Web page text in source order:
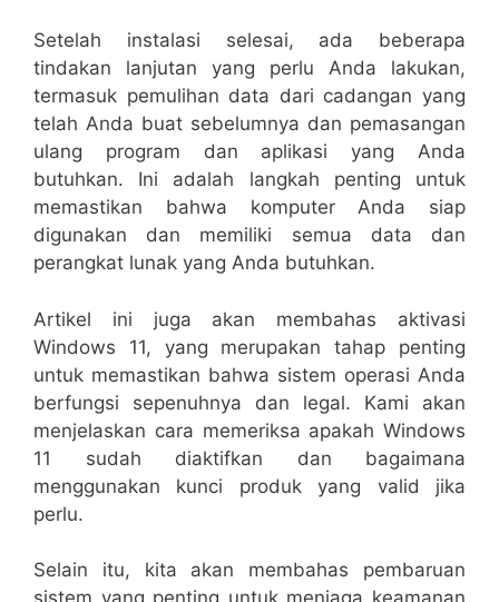
Setelah instalasi selesai, ada beberapa
tindakan lanjutan yang perlu Anda lakukan,
termasuk pemulihan data dari cadangan yang
telah Anda buat sebelumnya dan pemasangan
ulang program dan aplikasi yang Anda
butuhkan. Ini adalah langkah penting untuk
memastikan bahwa komputer Anda siap
digunakan dan memiliki semua data dan
perangkat lunak yang Anda butuhkan.
Artikel ini juga akan membahas aktivasi
Windows 11, yang merupakan tahap penting
untuk memastikan bahwa sistem operasi Anda
berfungsi sepenuhnya dan legal. Kami akan
menjelaskan cara memeriksa apakah Windows
11 sudah diaktifkan dan bagaimana
menggunakan kunci produk yang valid jika
perlu.
Selain itu, kita akan membahas pembaruan